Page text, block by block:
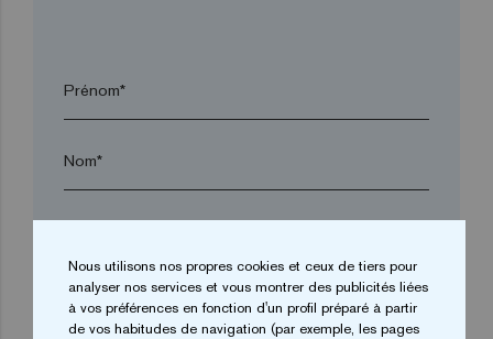
Prénom*
Nom*
arrow_drop_down
Nous utilisons nos propres cookies et ceux de tiers pour
analyser nos services et vous montrer des publicités liées
à vos préférences en fonction d'un profil préparé à partir
de vos habitudes de navigation (par exemple, les pages